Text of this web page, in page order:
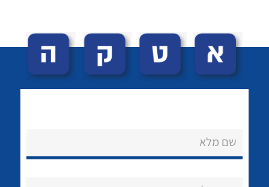
נקודות מכירה
לכל מוצרי היצרן
שם מלא